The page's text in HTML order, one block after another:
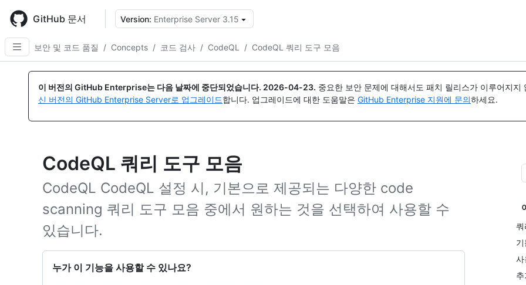
main
content
GitHub 문서 Version: Enterprise Server 3.15
보안 및 코드 품질
/ Concepts / 코드 검사 / CodeQL / CodeQL 쿼리 도구 모음
이 버전의 GitHub Enterprise는 다음 날짜에 중단되었습니다. 2026-04-23. 중요한 보안 문제에 대해서도 패치 릴리스가 이루어지
신 버전의 GitHub Enterprise Server로 업그레이드합니다. 업그레이드에 대한 도움말은 GitHub Enterprise 지원에 문의하세요.
CodeQL 쿼리 도구 모음
CodeQL CodeQL 설정 시, 기본으로 제공되는 다양한 code
scanning 쿼리 도구 모음 중에서 원하는 것을 선택하여 사용할 수
있습니다.
누가 이 기능을 사용할 수 있나요?
쿼
사